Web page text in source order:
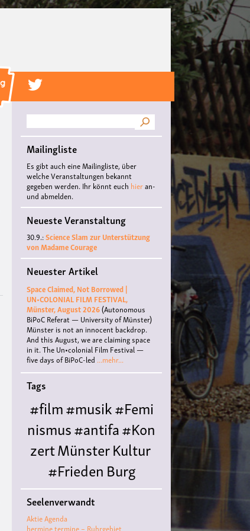
Workshop:
Suche
Mailingliste
Es gibt auch eine Mailingliste, über
welche Veranstaltungen bekannt
gegeben werden. Ihr könnt euch hieran-
und abmelden.
Neueste Veranstaltung
30.9.:Science Slam zur Unterstützung
von Madame Courage
Neuester Artikel
Space Claimed, Not Borrowed |
UN•COLONIAL FILM FESTIVAL,
Münster, August 2026(Autonomous
BiPoC Referat — University of Münster)
Münster is not an innocent backdrop.
And this August, we are claiming space
in it. The Un•colonial Film Festival —
five days of BiPoC-led ...mehr...
Tags
#film#musik#Femi
nismus#antifa#Kon
zertMünsterKultur
#FriedenBurg
Hülshoffliteratur#
Queer#Workshop
Seelenverwandt
Aktie Agenda
hermine termine – Ruhrgebiet